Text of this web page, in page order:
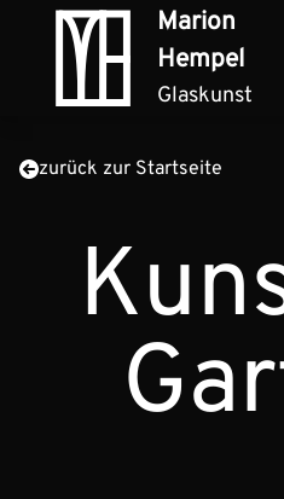
Zum Inhalt springenMarion
Hempel
Glaskunst
zurück zur Startseite